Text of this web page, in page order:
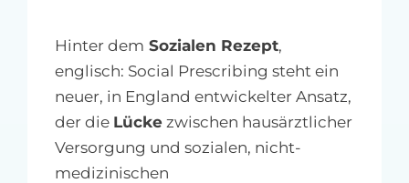
Hinter dem Sozialen Rezept,
englisch: Social Prescribing steht ein
neuer, in England entwickelter Ansatz,
der die Lückezwischen hausärztlicher
Versorgung und sozialen, nicht-
medizinischen